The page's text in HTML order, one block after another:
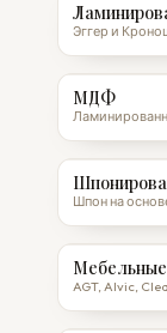
Эггер и
МДФ
Шпон на
AGT, Alvic,